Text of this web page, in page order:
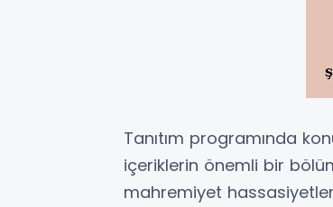
Tanıtım programında
içeriklerin önemli bir
mahremiyet